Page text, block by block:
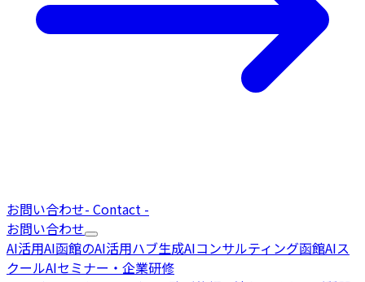
お問い合わせ- Contact -
お問い合わせ
AI活用AI函館のAI活用ハブ生成AIコンサルティング函館AIス
クールAIセミナー・企業研修